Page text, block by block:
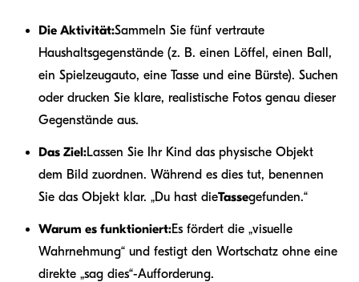
Die Aktivität:Sammeln Sie fünf vertraute
Haushaltsgegenstände (z. B. einen Löffel, einen Ball,
ein Spielzeugauto, eine Tasse und eine Bürste). Suchen
oder drucken Sie klare, realistische Fotos genau dieser
Gegenstände aus.
Das Ziel:Lassen Sie Ihr Kind das physische Objekt
dem Bild zuordnen. Während es dies tut, benennen
Sie das Objekt klar. „Du hast dieTassegefunden.“
Warum es funktioniert:Es fördert die „visuelle
Wahrnehmung“ und festigt den Wortschatz ohne eine
direkte „sag dies“-Aufforderung.